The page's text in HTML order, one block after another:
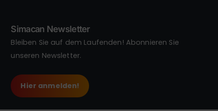
Simacan Newsletter
Bleiben Sie auf dem Laufenden! Abonnieren Sie
unseren Newsletter.
Hier anmelden!